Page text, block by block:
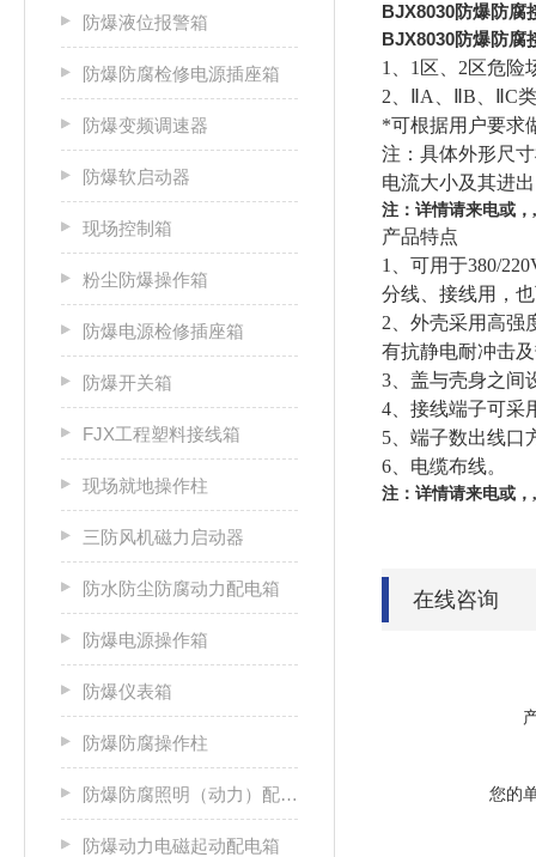
防爆液位报警箱
防爆防腐检修电源插座箱
防爆变频调速器
防爆软启动器
现场控制箱
粉尘防爆操作箱
防爆电源检修插座箱
防爆开关箱
FJX工程塑料接线箱
现场就地操作柱
三防风机磁力启动器
防水防尘防腐动力配电箱
防爆电源操作箱
防爆仪表箱
防爆防腐操作柱
防爆防腐照明（动力）配电箱
防爆动力电磁起动配电箱
BJX8030防爆防腐
BJX8030防爆防腐
1、1区、2区危险
2、ⅡA、ⅡB、ⅡC
*可根据用户要求
注：具体外形尺
电流大小及其进
注： 详情请来电或
产品特点
1、可用于380/
分线、接线用，
2、外壳采用高强
有抗静电耐冲击
3、盖与壳身之间
4、接线端子可采
5、端子数出线口
6、电缆布线。
注： 详情请来电或
在线咨询
您的